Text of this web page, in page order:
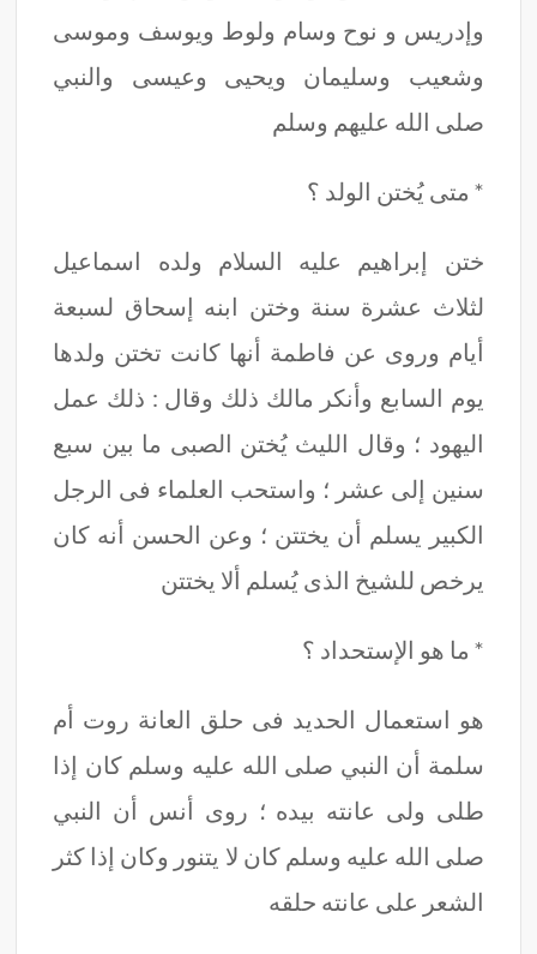
وإدريس و نوح وسام ولوط ويوسف وموسى
وشعيب وسليمان ويحيى وعيسى والنبي
صلى الله عليهم وسلم
* متى يُختن الولد ؟
ختن إبراهيم عليه السلام ولده اسماعيل
لثلاث عشرة سنة وختن ابنه إسحاق لسبعة
أيام وروى عن فاطمة أنها كانت تختن ولدها
يوم السابع وأنكر مالك ذلك وقال : ذلك عمل
اليهود ؛ وقال الليث يُختن الصبى ما بين سبع
سنين إلى عشر ؛ واستحب العلماء فى الرجل
الكبير يسلم أن يختتن ؛ وعن الحسن أنه كان
يرخص للشيخ الذى يُسلم ألا يختتن
* ما هو الإستحداد ؟
هو استعمال الحديد فى حلق العانة روت أم
سلمة أن النبي صلى الله عليه وسلم كان إذا
طلى ولى عانته بيده ؛ روى أنس أن النبي
صلى الله عليه وسلم كان لا يتنور وكان إذا كثر
الشعر على عانته حلقه